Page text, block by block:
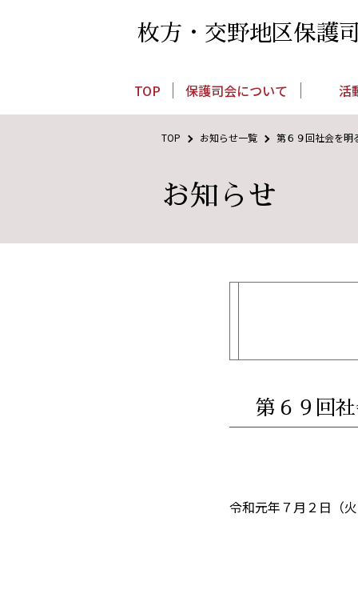
枚方・交野地区保護
TOP 保護司会について 活
TOP お知らせ一覧 第６９回社会を明
お知らせ
第６９回
令和元年７月２日